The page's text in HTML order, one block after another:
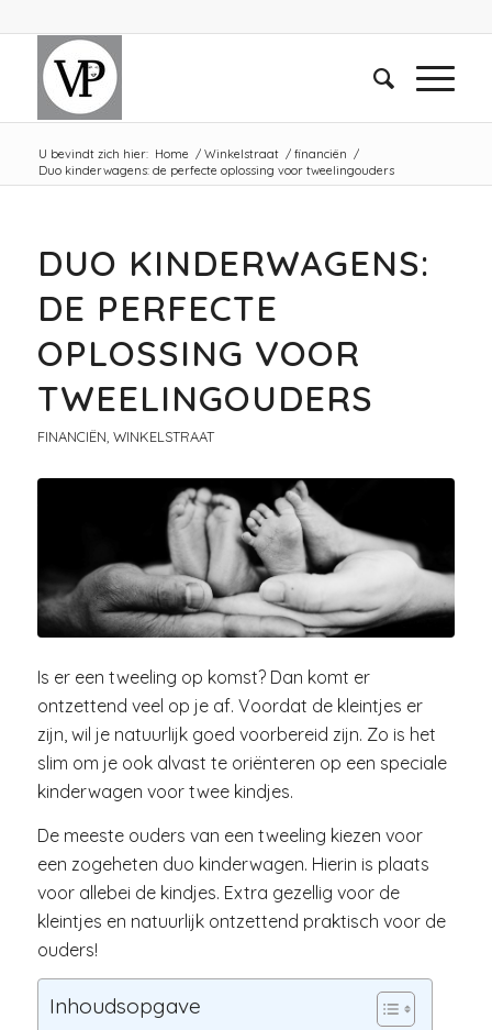
U bevindt zich hier: Home / Winkelstraat / financiën /
Duo kinderwagens: de perfecte oplossing voor tweelingouders
DUO KINDERWAGENS:
DE PERFECTE
OPLOSSING VOOR
TWEELINGOUDERS
FINANCIËN WINKELSTRAAT
Is er een tweeling op komst? Dan komt er
ontzettend veel op je af. Voordat de kleintjes er
zijn, wil je natuurlijk goed voorbereid zijn. Zo is het
slim om je ook alvast te oriënteren op een speciale
kinderwagen voor twee kindjes.
De meeste ouders van een tweeling kiezen voor
een zogeheten duo kinderwagen. Hierin is plaats
voor allebei de kindjes. Extra gezellig voor de
kleintjes en natuurlijk ontzettend praktisch voor de
ouders!
Inhoudsopgave